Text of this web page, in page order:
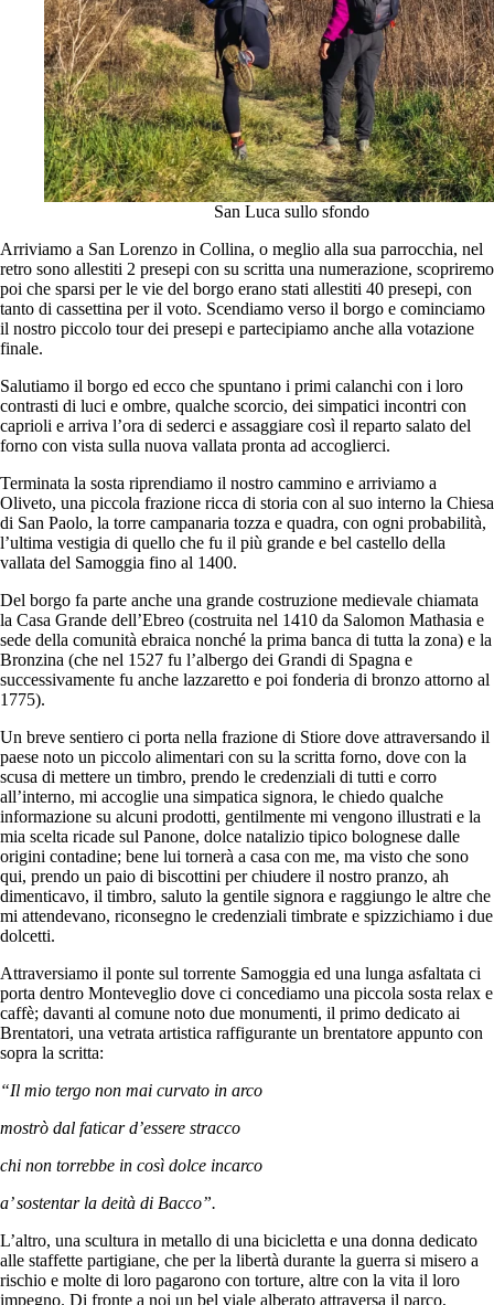
San Luca sullo sfondo
Arriviamo a San Lorenzo in Collina, o meglio alla sua parrocchia, nel
retro sono allestiti 2 presepi con su scritta una numerazione, scopriremo
poi che sparsi per le vie del borgo erano stati allestiti 40 presepi, con
tanto di cassettina per il voto. Scendiamo verso il borgo e cominciamo
il nostro piccolo tour dei presepi e partecipiamo anche alla votazione
finale.
Salutiamo il borgo ed ecco che spuntano i primi calanchi con i loro
contrasti di luci e ombre, qualche scorcio, dei simpatici incontri con
caprioli e arriva l’ora di sederci e assaggiare così il reparto salato del
forno con vista sulla nuova vallata pronta ad accoglierci.
Terminata la sosta riprendiamo il nostro cammino e arriviamo a
Oliveto, una piccola frazione ricca di storia con al suo interno la Chiesa
di San Paolo, la torre campanaria tozza e quadra, con ogni probabilità,
l’ultima vestigia di quello che fu il più grande e bel castello della
vallata del Samoggia fino al 1400.
Del borgo fa parte anche una grande costruzione medievale chiamata
la Casa Grande dell’Ebreo (costruita nel 1410 da Salomon Mathasia e
sede della comunità ebraica nonché la prima banca di tutta la zona) e la
Bronzina (che nel 1527 fu l’albergo dei Grandi di Spagna e
successivamente fu anche lazzaretto e poi fonderia di bronzo attorno al
1775).
Un breve sentiero ci porta nella frazione di Stiore dove attraversando il
paese noto un piccolo alimentari con su la scritta forno, dove con la
scusa di mettere un timbro, prendo le credenziali di tutti e corro
all’interno, mi accoglie una simpatica signora, le chiedo qualche
informazione su alcuni prodotti, gentilmente mi vengono illustrati e la
mia scelta ricade sul Panone, dolce natalizio tipico bolognese dalle
origini contadine; bene lui tornerà a casa con me, ma visto che sono
qui, prendo un paio di biscottini per chiudere il nostro pranzo, ah
dimenticavo, il timbro, saluto la gentile signora e raggiungo le altre che
mi attendevano, riconsegno le credenziali timbrate e spizzichiamo i due
dolcetti.
Attraversiamo il ponte sul torrente Samoggia ed una lunga asfaltata ci
porta dentro Monteveglio dove ci concediamo una piccola sosta relax e
caffè; davanti al comune noto due monumenti, il primo dedicato ai
Brentatori, una vetrata artistica raffigurante un brentatore appunto con
sopra la scritta:
“Il mio tergo non mai curvato in arco
mostrò dal faticar d’essere stracco
chi non torrebbe in così dolce incarco
a’ sostentar la deità di Bacco”.
L’altro, una scultura in metallo di una bicicletta e una donna dedicato
alle staffette partigiane, che per la libertà durante la guerra si misero a
rischio e molte di loro pagarono con torture, altre con la vita il loro
impegno. Di fronte a noi un bel viale alberato attraversa il parco,